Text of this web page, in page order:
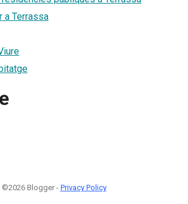
a Terrassa
©2026 Blogger - Privacy Policy